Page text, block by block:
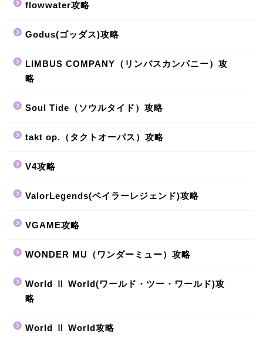
flowwater攻略
Godus(ゴッダス)攻略
LIMBUS COMPANY（リンバスカンパニー）攻
略
Soul Tide（ソウルタイド）攻略
takt op.（タクトオーパス）攻略
V4攻略
ValorLegends(ベイラーレジェンド)攻略
VGAME攻略
WONDER MU（ワンダーミュー）攻略
World Ⅱ World(ワールド・ツー・ワールド)攻
略
World Ⅱ World攻略